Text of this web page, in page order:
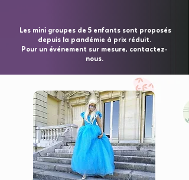
Les mini groupes de 5 enfants sont proposés
depuis la pandémie à prix réduit.
Pour un événement sur mesure, contactez-
nous.